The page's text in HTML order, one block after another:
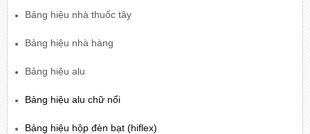
Bảng hiệu nhà thuốc tây
Bảng hiệu nhà hàng
Bảng hiệu alu
Bảng hiệu alu chữ nổi
Bảng hiệu hộp đèn bạt (hiflex)